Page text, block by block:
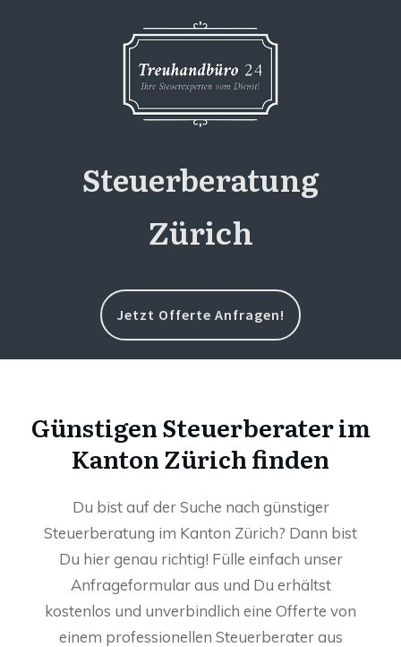
Steuerberatung
Zürich
Jetzt Offerte Anfragen!
Günstigen Steuerberater im
Kanton Zürich finden
Du bist auf der Suche nach günstiger
Steuerberatung im Kanton Zürich? Dann bist
Du hier genau richtig! Fülle einfach unser
Anfrageformular aus und Du erhältst
kostenlos und unverbindlich eine Offerte von
einem professionellen Steuerberater aus